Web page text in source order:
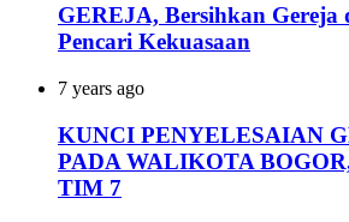
GEREJA, Bersihkan Gereja
Pencari Kekuasaan
7 years ago
KUNCI PENYELESAIAN
PADA WALIKOTA
TIM 7